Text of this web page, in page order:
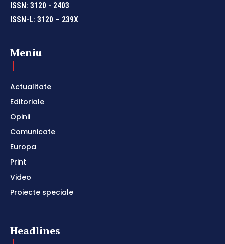
ISSN: 3120 - 2403
ISSN-L: 3120 – 239X
Meniu
Actualitate
Editoriale
Opinii
Comunicate
Europa
Print
Video
Proiecte speciale
Headlines